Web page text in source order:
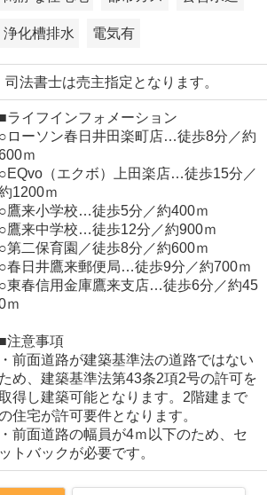
浄化槽排水 電気有
司法書士は売主指定となります。
■ライフインフォメーション
○ローソン春日井田楽町店…徒歩8分／約
ｍ
○EQvo（エクボ）上田楽店…徒歩15分／
1200ｍ
○鷹来小学校…徒歩5分／約400ｍ
○鷹来中学校…徒歩12分／約900ｍ
○第二保育園／徒歩8分／約600ｍ
○春日井鷹来郵便局…徒歩9分／約700ｍ
○東春信用金庫鷹来支店…徒歩6分／約45
ｍ
■注意事項
・前面道路が建築基準法の道路ではない
ため、建築基準法第43条2項2号の許可を
得し建築可能となります。2階建まで
住宅が許可要件となります。
・前面道路の幅員が4ｍ以下のため、セ
ットバックが必要です。